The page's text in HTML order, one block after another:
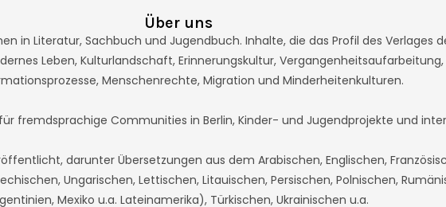
Über uns
in Literatur, Sachbuch und Jugendbuch. Inhalte, die das Profil des
Leben, Kulturlandschaft, Erinnerungskultur,
Menschenrechte, Migration und Minderheitenkulturen.
fremdsprachige Communities in Berlin, Kinder- und Jugendprojekte und
darunter Übersetzungen aus dem Arabischen, Englischen,
Ungarischen, Lettischen, Litauischen, Persischen, Polnischen,
Mexiko u.a. Lateinamerika), Türkischen, Ukrainischen u.a.